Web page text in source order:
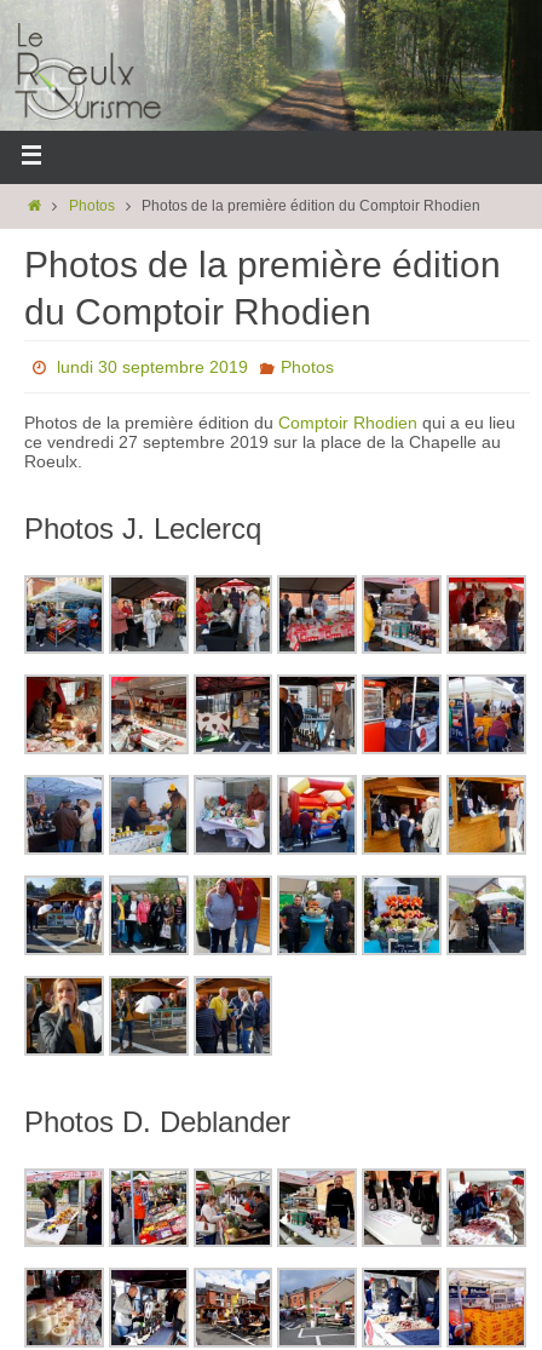
Photos Photos de la première édition du Comptoir Rhodien
Photos de la première édition
du Comptoir Rhodien
lundi 30 septembre 2019 Photos
Photos de la première édition du Comptoir Rhodien qui a eu lieu
ce vendredi 27 septembre 2019 sur la place de la Chapelle au
Roeulx.
Photos J. Leclercq
Photos D. Deblander